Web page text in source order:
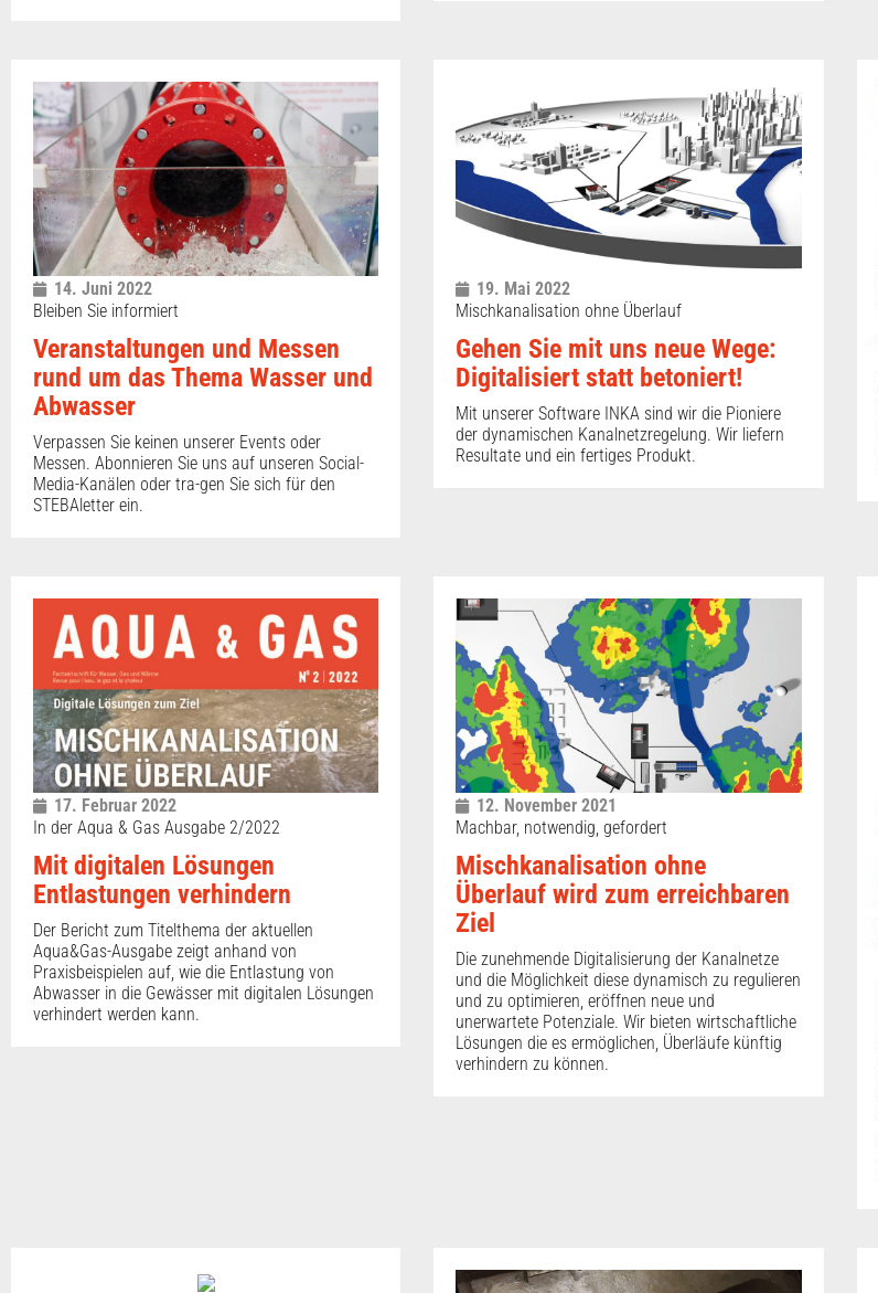
14. Juni 2022
Bleiben Sie informiert
Veranstaltungen und Messen
rund um das Thema Wasser und
Abwasser
Verpassen Sie keinen unserer Events oder
Messen. Abonnieren Sie uns auf unseren Social-
Media-Kanälen oder tra-gen Sie sich für den
STEBAletter ein.
19. Mai 2022
Mischkanalisation ohne Überlauf
Gehen Sie mit uns neue Wege:
Digitalisiert statt betoniert!
Mit unserer Software INKA sind wir die Pioniere
der dynamischen Kanalnetzregelung. Wir liefern
Resultate und ein fertiges Produkt.
17. Februar 2022
In der Aqua & Gas Ausgabe 2/2022
Mit digitalen Lösungen
Entlastungen verhindern
Der Bericht zum Titelthema der aktuellen
Aqua&Gas-Ausgabe zeigt anhand von
Praxisbeispielen auf, wie die Entlastung von
Abwasser in die Gewässer mit digitalen Lösungen
verhindert werden kann.
12. November 2021
Machbar, notwendig, gefordert
Mischkanalisation ohne
Überlauf wird zum erreichbaren
Ziel
Die zunehmende Digitalisierung der Kanalnetze
und die Möglichkeit diese dynamisch zu regulieren
und zu optimieren, eröffnen neue und
unerwartete Potenziale. Wir bieten wirtschaftliche
Lösungen die es ermöglichen, Überläufe künftig
verhindern zu können.